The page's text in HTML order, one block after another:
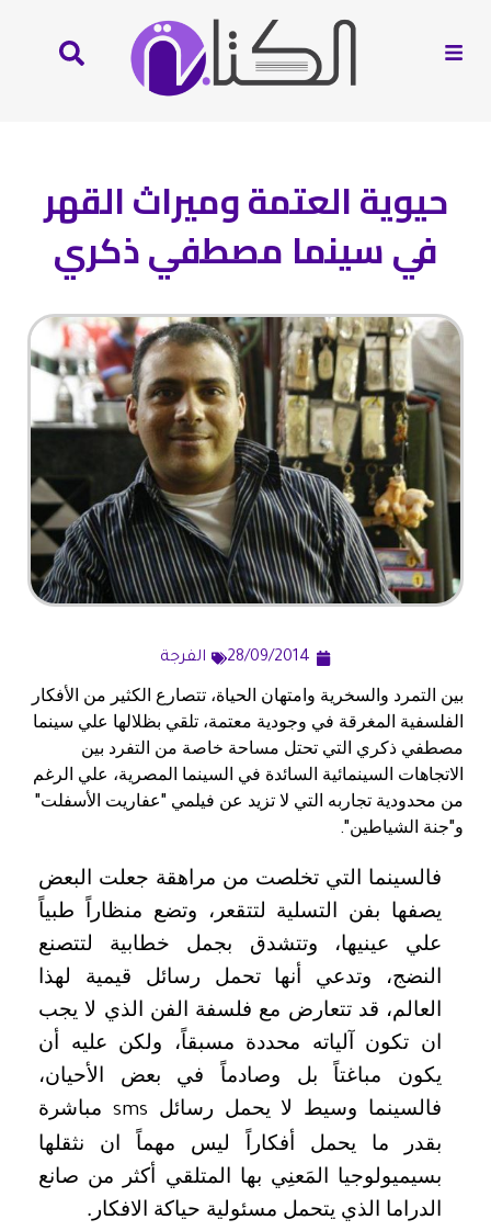
حيوية العتمة وميراث القهر
في سينما مصطفي ذكري
28/09/2014 الفرجة
بين التمرد والسخرية وامتهان الحياة، تتصارع الكثير من الأفكار
الفلسفية المغرقة في وجودية معتمة، تلقي بظلالها علي سينما
مصطفي ذكري التي تحتل مساحة خاصة من التفرد بين
الاتجاهات السينمائية السائدة في السينما المصرية، علي الرغم
من محدودية تجاربه التي لا تزيد عن فيلمي "عفاريت الأسفلت"
و"جنة الشياطين".
فالسينما التي تخلصت من مراهقة جعلت البعض
يصفها بفن التسلية لتتقعر، وتضع منظاراً طبياً
علي عينيها، وتتشدق بجمل خطابية لتتصنع
النضج، وتدعي أنها تحمل رسائل قيمية لهذا
العالم، قد تتعارض مع فلسفة الفن الذي لا يجب
ان تكون آلياته محددة مسبقاً، ولكن عليه أن
يكون مباغتاً بل وصادماً في بعض الأحيان،
فالسينما وسيط لا يحمل رسائل sms مباشرة
بقدر ما يحمل أفكاراً ليس مهماً ان نثقلها
بسيميولوجيا المَعنِي بها المتلقي أكثر من صانع
الدراما الذي يتحمل مسئولية حياكة الافكار.